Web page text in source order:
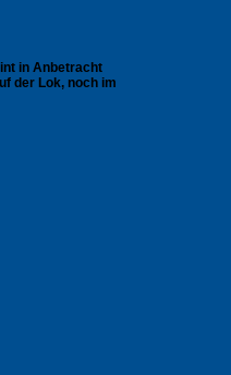
in Anbetracht
der Lok, noch im